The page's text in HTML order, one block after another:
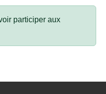
participer aux